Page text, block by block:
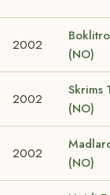
2002
(NO)
2002
Skrims
(NO)
2002
(NO)